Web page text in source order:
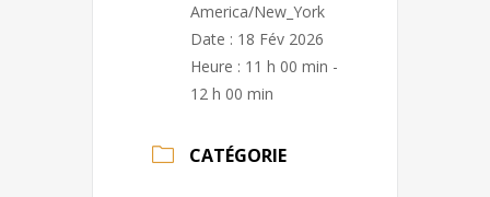
America/New_York
Date : 18 Fév 2026
Heure : 11 h 00 min -
12 h 00 min
CATÉGORIE